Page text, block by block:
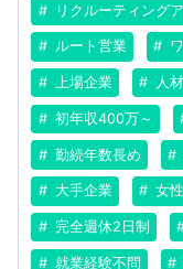
リクルーティング
ルート営業
上場企業 人
初年収400万～
勤続年数長め
大手企業 女
完全週休2日制
就業経験不問